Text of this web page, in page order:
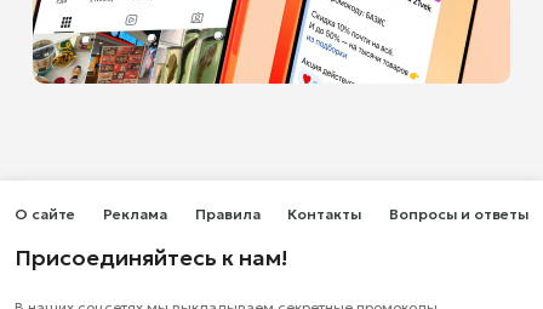
Присоединяйтесь к нам!
О сайте Реклама Правила Контакты Вопросы и ответы